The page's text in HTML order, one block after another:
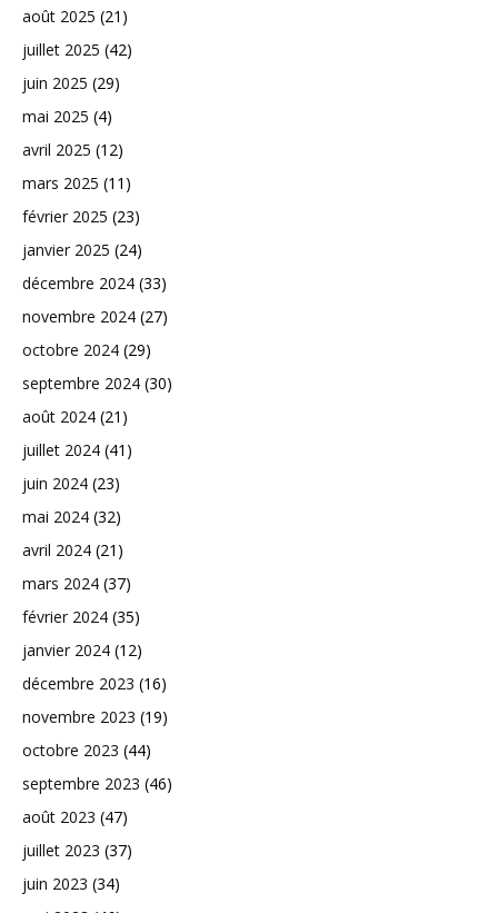
août 2025 (21)
juillet 2025 (42)
juin 2025 (29)
mai 2025 (4)
avril 2025 (12)
mars 2025 (11)
février 2025 (23)
janvier 2025 (24)
décembre 2024 (33)
novembre 2024 (27)
octobre 2024 (29)
septembre 2024 (30)
août 2024 (21)
juillet 2024 (41)
juin 2024 (23)
mai 2024 (32)
avril 2024 (21)
mars 2024 (37)
février 2024 (35)
janvier 2024 (12)
décembre 2023 (16)
novembre 2023 (19)
octobre 2023 (44)
septembre 2023 (46)
août 2023 (47)
juillet 2023 (37)
juin 2023 (34)